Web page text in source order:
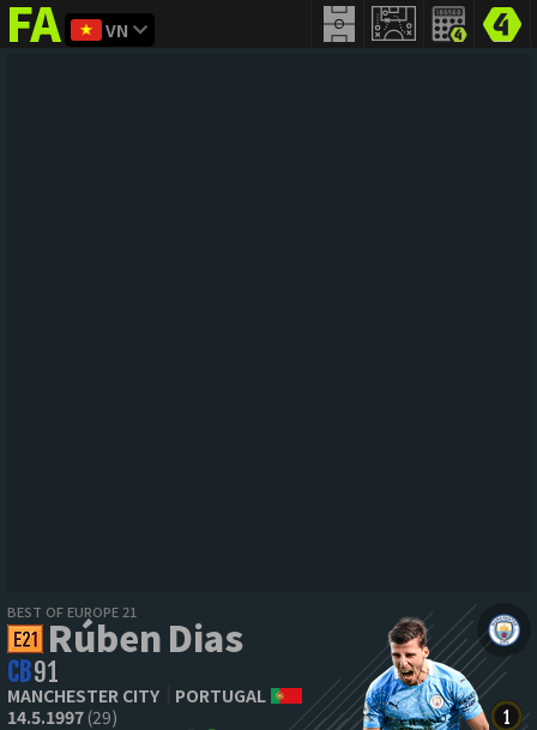
FIFAaddict
VN
BEST OF EUROPE 21
Rúben Dias
CB91
MANCHESTER CITY
PORTUGAL
14.5.1997(29)